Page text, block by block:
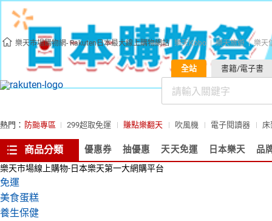
樂天市場購物網- Rakuten日本最大線上購物網站 樂天Kobo 樂天旅遊 樂天
全站 書籍/電子書
熱門： 防颱專區 299超取免運 賺點樂翻天 吹風機 電子閱讀器 床
商品分類 優惠券 抽優惠 天天免運 日本樂天 品
樂天市場線上購物-日本樂天第一大網購平台
免運
美食蛋糕
養生保健